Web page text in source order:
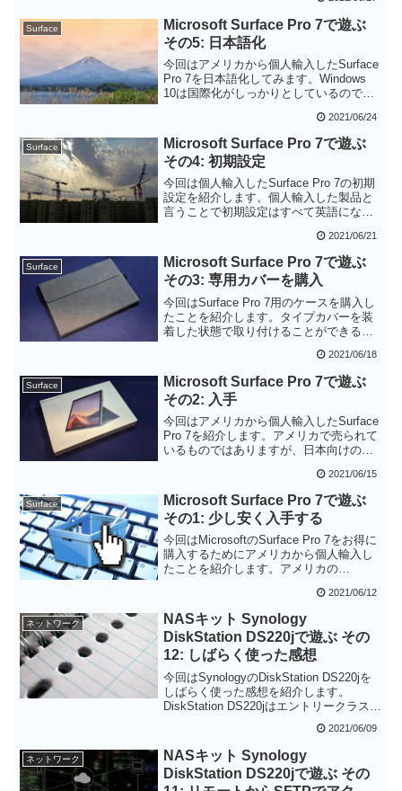
です。国内版のSurface Pro 7との違いは
プリインストールされているMicrosoft
Officeについてはあらかじめライセンスを
所有していないと使えないというあたり
だと思います。
Surface
Microsoft Surface Pro 7で遊ぶ
その5: 日本語化
今回はアメリカから個人輸入したSurface
Pro 7を日本語化してみます。Windows
10は国際化がしっかりとしているので、
ていても日本語化しすることができま
す。システムロケールの変更まで行うと
日本語版のWindows 10との違いはわから
ないほどです。これでアメリカ版の
Surface 7 Proでも快適に利用することが
できます。
2021/06/24
Surface
Microsoft Surface Pro 7で遊ぶ
その4: 初期設定
今回は個人輸入したSurface Pro 7の初期
設定を紹介します。個人輸入した製品と
言うことで初期設定はすべて英語になり
かなると思います。私の場合は途中で
「OOBEIDPSエラー」が発生しました
が、スキップすることで回避できました
(多分)。
2021/06/21
Surface
Microsoft Surface Pro 7で遊ぶ
その3: 専用カバーを購入
今回はSurface Pro 7用のケースを購入し
たことを紹介します。タイプカバーを装
着した状態で取り付けることができるケ
なものです。デザインもシンプルで好印
象です。ただ、これを取り付けると総重
量が1.5kgを超えてしまうのが悩ましいと
ころです。
2021/06/18
Surface
Microsoft Surface Pro 7で遊ぶ
その2: 入手
今回はアメリカから個人輸入したSurface
Pro 7を紹介します。アメリカで売られて
いるものではありますが、日本向けのロ
ドウェア的には日本で売られているもの
と同一ではないかと思います。日本語配
列タイプカバーだけ日本で購入してしま
えばハード的には日本で使う準備はOKで
す。
2021/06/15
Surface
Microsoft Surface Pro 7で遊ぶ
その1: 少し安く入手する
今回はMicrosoftのSurface Pro 7をお得に
購入するためにアメリカから個人輸入し
たことを紹介します。アメリカの
た結果、送料などを考慮しても日本で買
うよりも29,000円ほど安く手に入れるこ
とができました。ただし、アメリカ版で
はMicrosoft Officeは付属しませんので、
既にライセンスをお持ちの方向けの手法
ではあります。
2021/06/12
ネットワーク
NASキット Synology
DiskStation DS220jで遊ぶ その
12: しばらく使った感想
今回はSynologyのDiskStation DS220jを
しばらく使った感想を紹介します。
DiskStation DS220jはエントリークラスの
く、よく作り込まれているため使い勝手
も上々です。ただ、いろいろ機能を追加
すると処理が重くなるので、シンプルに
ファイルサーバとして使うのがオススメ
2021/06/09
ネットワーク
NASキット Synology
DiskStation DS220jで遊ぶ その